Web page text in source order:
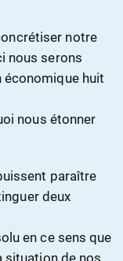
notre
nous serons
économique huit
nous étonner
paraître
deux
en ce sens que